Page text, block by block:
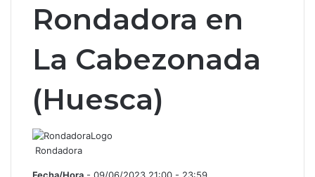
Rondadora en
La Cabezonada
(Huesca)
Rondadora